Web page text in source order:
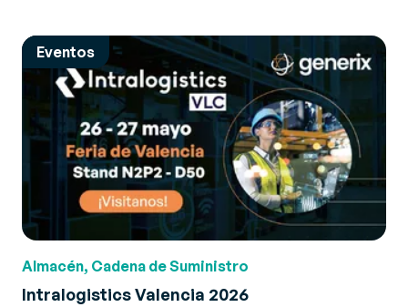
Eventos
Almacén, Cadena de Suministro
Intralogistics Valencia 2026